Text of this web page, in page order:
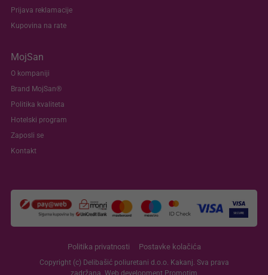
Prijava reklamacije
Kupovina na rate
MojSan
O kompaniji
Brand MojSan®
Politika kvaliteta
Hotelski program
Zaposli se
Kontakt
Politika privatnosti Postavke kolačića
Copyright (c) Delibašić poliuretani d.o.o. Kakanj. Sva prava
zadržana. Web development Promotim